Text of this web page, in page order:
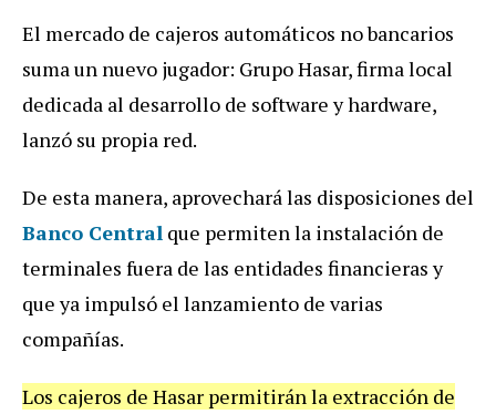
El mercado de cajeros automáticos no bancarios
suma un nuevo jugador: Grupo Hasar, firma local
dedicada al desarrollo de software y hardware,
lanzó su propia red.
De esta manera, aprovechará las disposiciones del
Banco Central que permiten la instalación de
terminales fuera de las entidades financieras y
que ya impulsó el lanzamiento de varias
compañías.
Los cajeros de Hasar permitirán la extracción de